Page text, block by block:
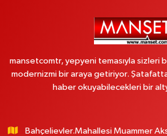
mansetcomtr, yepyeni temasıyla sizleri
modernizmi bir araya getiriyor.
haber okuyabilecekleri bir
Bahçelievler.Mahallesi Muammer